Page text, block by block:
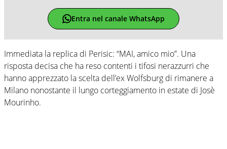
Entra nel canale WhatsApp
Immediata la replica di Perisic: “MAI, amico mio”. Una
risposta decisa che ha reso contenti i tifosi nerazzurri che
hanno apprezzato la scelta dell’ex Wolfsburg di rimanere a
Milano nonostante il lungo corteggiamento in estate di Josè
Mourinho.